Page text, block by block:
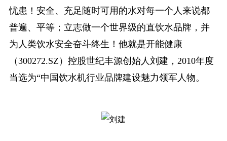
忧患！安全、充足随时可用的水对每一个人来说都
普遍、平等；立志做一个世界级的直饮水品牌，并
为人类饮水安全奋斗终生！他就是开能健康
（300272.SZ）控股世纪丰源创始人刘建，2010年度
当选为“中国饮水机行业品牌建设魅力领军人物。